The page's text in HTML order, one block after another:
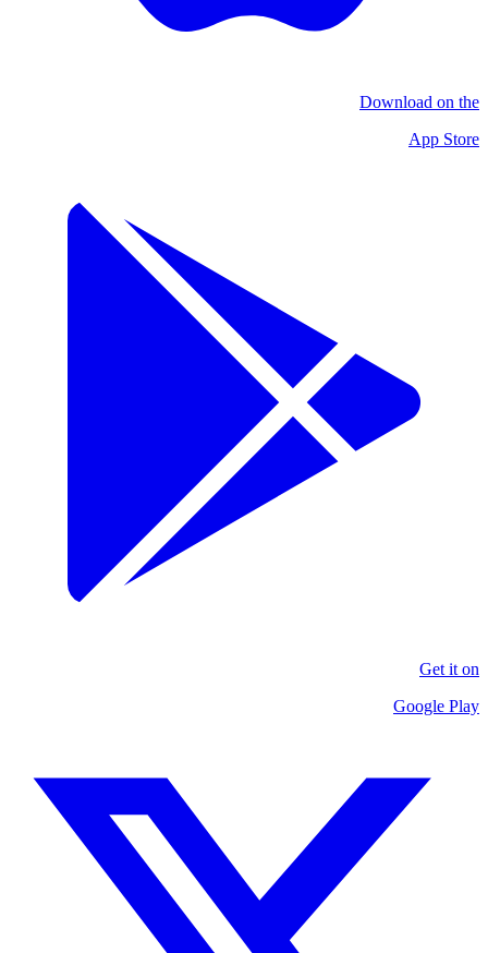
Download on the
App Store
Get it on
Google Play